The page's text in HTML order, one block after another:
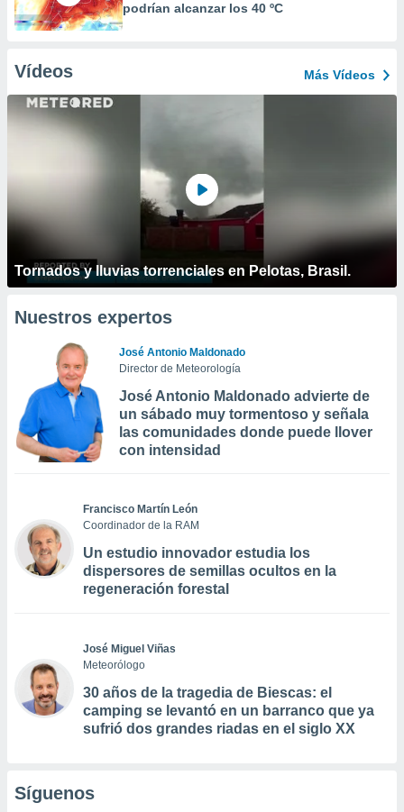
podrían alcanzar los 40 ºC
Vídeos Más Vídeos
Tornados y lluvias torrenciales en Pelotas, Brasil.
Nuestros expertos
José Antonio Maldonado
Director de Meteorología
José Antonio Maldonado advierte de
un sábado muy tormentoso y señala
las comunidades donde puede llover
con intensidad
Francisco Martín León
Coordinador de la RAM
Un estudio innovador estudia los
dispersores de semillas ocultos en la
regeneración forestal
José Miguel Viñas
Meteorólogo
30 años de la tragedia de Biescas: el
camping se levantó en un barranco que ya
sufrió dos grandes riadas en el siglo XX
Síguenos